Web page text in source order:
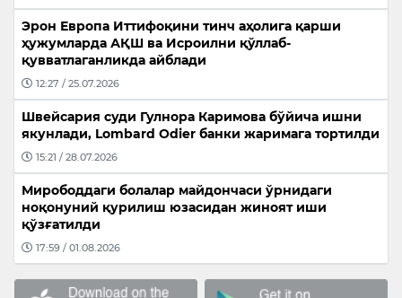
Эрон Европа Иттифоқини тинч аҳолига қарши
ҳужумларда АҚШ ва Исроилни қўллаб-
қувватлаганликда айблади
12:27 / 25.07.2026
Швейсария суди Гулнора Каримова бўйича ишни
якунлади, Lombard Odier банки жаримага тортилди
15:21 / 28.07.2026
Мирободдаги болалар майдончаси ўрнидаги
ноқонуний қурилиш юзасидан жиноят иши
қўзғатилди
17:59 / 01.08.2026